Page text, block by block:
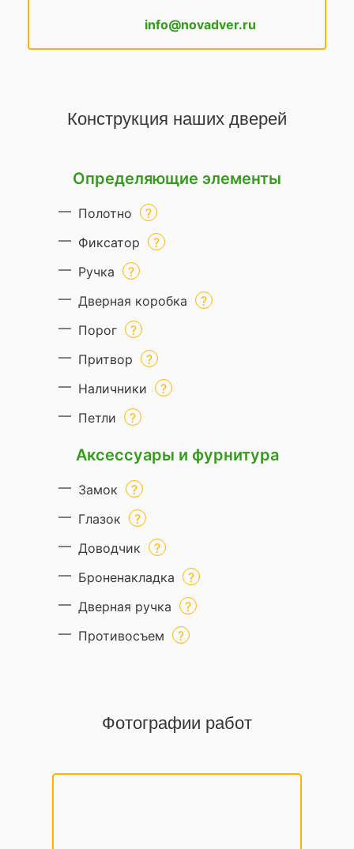
info@novadver.ru
Конструкция наших дверей
Определяющие элементы
Полотно
Фиксатор
Ручка
Дверная коробка
Порог
Притвор
Наличники
Петли
Аксессуары и фурнитура
Замок
Глазок
Доводчик
Броненакладка
Дверная ручка
Противосъем
Фотографии работ